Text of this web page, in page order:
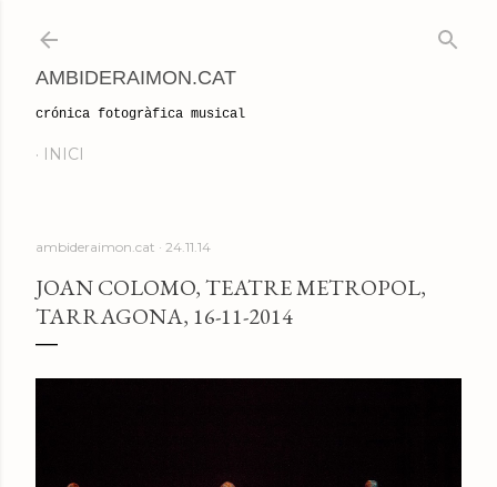
AMBIDERAIMON.CAT
crónica fotogràfica musical
INICI
ambideraimon.cat 24.11.14
JOAN COLOMO, TEATRE METROPOL,
TARRAGONA, 16-11-2014